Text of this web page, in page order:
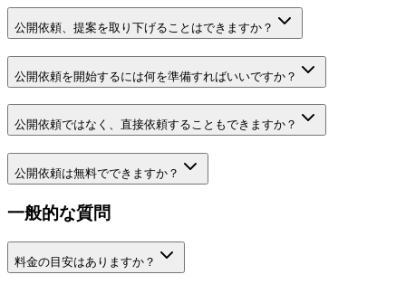
公開依頼、提案を取り下げることはできますか？
公開依頼を開始するには何を準備すればいいですか？
公開依頼ではなく、直接依頼することもできますか？
公開依頼は無料でできますか？
一般的な質問
料金の目安はありますか？